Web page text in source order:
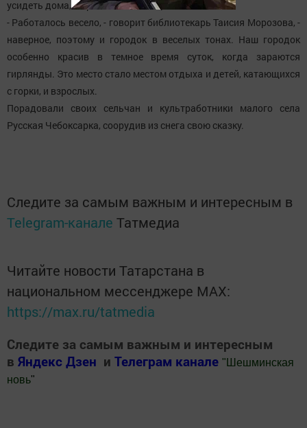
усидеть дома, и пришла на помощь.
- Работалось весело, - говорит библиотекарь Таисия Морозова, -
наверное, поэтому и городок в веселых тонах. Наш городок
особенно красив в темное время суток, когда зараются
гирлянды. Это место стало местом отдыха и детей, катающихся
с горки, и взрослых.
Порадовали своих сельчан и культработники малого села
Русская Чебоксарка, соорудив из снега свою сказку.
Следите за самым важным и интересным в
Telegram-канале Татмедиа
Читайте новости Татарстана в
национальном мессенджере MАХ:
https://max.ru/tatmedia
Следите за самым важным и интересным
в Яндекс Дзен и Телеграм канале " Шешминская
новь"